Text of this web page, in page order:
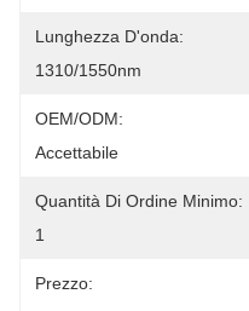
Lunghezza D'onda:
1310/1550nm
OEM/ODM:
Accettabile
Quantità Di Ordine Minimo:
1
Prezzo: